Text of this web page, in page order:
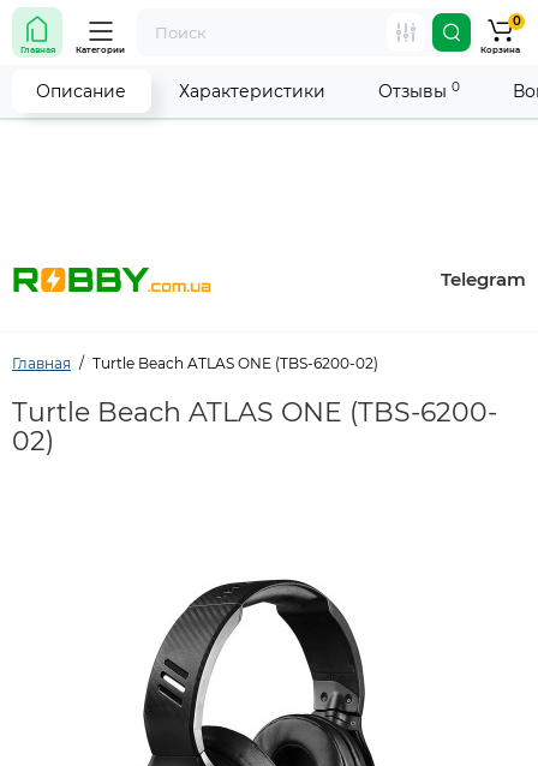
Внимание! Работа магазина временно приостановлена.
Мы делаем всё возможное, чтобы возобновить прием
заказов как можно скорее.
Telegram
Главная Категории
0
Корзина
Главная Turtle Beach ATLAS ONE (TBS-6200-02)
Turtle Beach ATLAS ONE (TBS-6200-
02)
Описание Характеристики Отзывы 0